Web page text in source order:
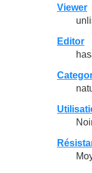
Viewer
Editor